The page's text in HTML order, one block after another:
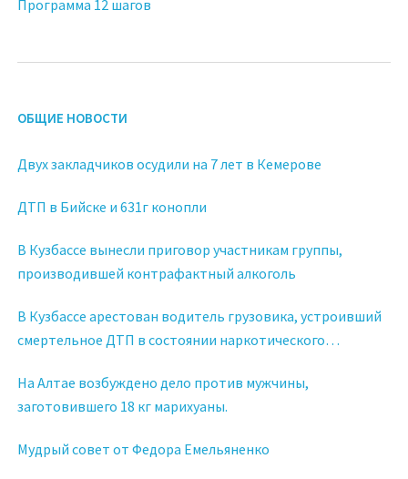
Программа 12 шагов
ОБЩИЕ НОВОСТИ
Двух закладчиков осудили на 7 лет в Кемерове
ДТП в Бийске и 631г конопли
В Кузбассе вынесли приговор участникам группы,
производившей контрафактный алкоголь
В Кузбассе арестован водитель грузовика, устроивший
смертельное ДТП в состоянии наркотического
На Алтае возбуждено дело против мужчины,
заготовившего 18 кг марихуаны.
Мудрый совет от Федора Емельяненко